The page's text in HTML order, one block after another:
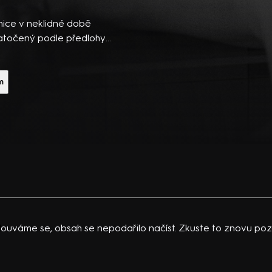
v neklidné době
podle předlohy
se, obsah se nepodařilo načíst. Zkuste to znovu